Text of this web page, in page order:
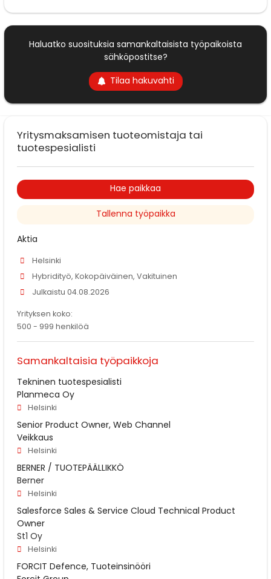
Haluatko suosituksia samankaltaisista työpaikoista
sähköpostitse?
Tilaa hakuvahti
Yritysmaksamisen tuoteomistaja tai
tuotespesialisti
Hae paikkaa
Tallenna työpaikka
Aktia
Helsinki
Hybridityö, Kokopäiväinen, Vakituinen
Julkaistu 04.08.2026
Yrityksen koko:
500 - 999 henkilöä
Samankaltaisia työpaikkoja
Tekninen tuotespesialisti
Planmeca Oy
Helsinki
Senior Product Owner, Web Channel
Veikkaus
Helsinki
BERNER / TUOTEPÄÄLLIKKÖ
Berner
Helsinki
Salesforce Sales & Service Cloud Technical Product
Owner
St1 Oy
Helsinki
FORCIT Defence, Tuoteinsinööri